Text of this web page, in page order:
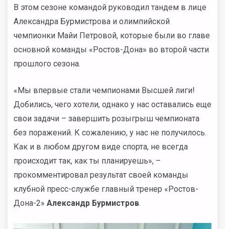
В этом сезоне командой руководил тандем в лице
Александра Бурмистрова и олимпийской
чемпионки Майи Петровой, которые были во главе
основной команды «Ростов-Дона» во второй части
прошлого сезона.
«Мы впервые стали чемпионами Высшей лиги!
Добились, чего хотели, однако у нас оставались еще
свои задачи – завершить розыгрыш чемпионата
без поражений. К сожалению, у нас не получилось.
Как и в любом другом виде спорта, не всегда
происходит так, как ты планируешь», –
прокомментировал результат своей команды
клубной пресс-службе главный тренер «Ростов-
Дона-2» Александр Бурмистров.